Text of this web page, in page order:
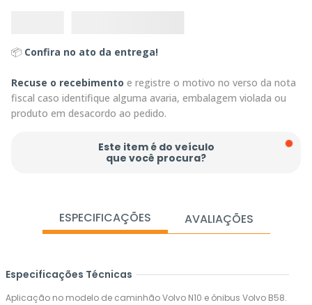
📦 Confira no ato da entrega!
Recuse o recebimento e registre o motivo no verso da nota
fiscal caso identifique alguma avaria, embalagem violada ou
produto em desacordo ao pedido.
Este item é do veículo
que você procura?
ESPECIFICAÇÕES AVALIAÇÕES
Especificações Técnicas
Aplicação no modelo de caminhão Volvo N10 e ônibus Volvo B58.